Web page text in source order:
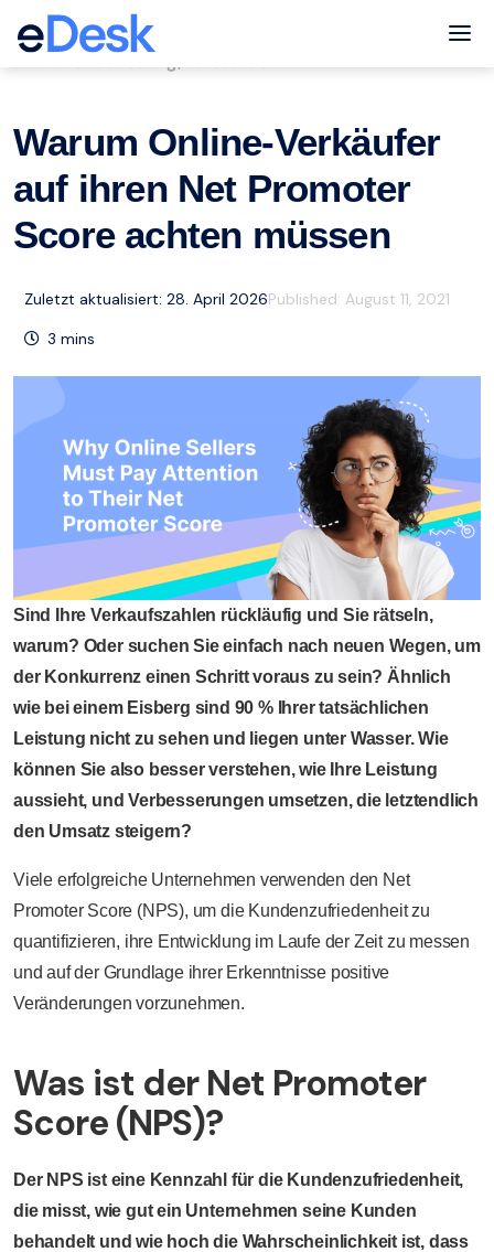
eCommerce Support Central
Warum Online-Verkäufer
auf ihren Net Promoter
Score achten müssen
Zuletzt aktualisiert: 28. April 2026Published: August 11, 2021
3 mins
Sind Ihre Verkaufszahlen rückläufig und Sie rätseln,
warum? Oder suchen Sie einfach nach neuen Wegen, um
der Konkurrenz einen Schritt voraus zu sein? Ähnlich
wie bei einem Eisberg sind 90 % Ihrer tatsächlichen
Leistung nicht zu sehen und liegen unter Wasser. Wie
können Sie also besser verstehen, wie Ihre Leistung
aussieht, und Verbesserungen umsetzen, die letztendlich
den Umsatz steigern?
Viele erfolgreiche Unternehmen verwenden den Net
Promoter Score (NPS), um die Kundenzufriedenheit zu
quantifizieren, ihre Entwicklung im Laufe der Zeit zu messen
und auf der Grundlage ihrer Erkenntnisse positive
Veränderungen vorzunehmen.
Was ist der Net Promoter
Score (NPS)?
Der NPS ist eine Kennzahl für die Kundenzufriedenheit,
die misst, wie gut ein Unternehmen seine Kunden
behandelt und wie hoch die Wahrscheinlichkeit ist, dass